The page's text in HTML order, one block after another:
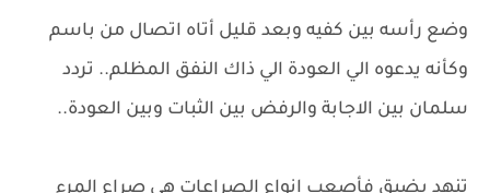
وضع رأسه بين كفيه وبعد قليل أتاه اتصال من باسم
وكأنه يدعوه الي العودة الي ذاك النفق المظلم.. تردد
سلمان بين الاجابة والرفض بين الثبات وبين العودة..
تنهد بضيق فأصعب انواع الصراعات هي صراع المرء